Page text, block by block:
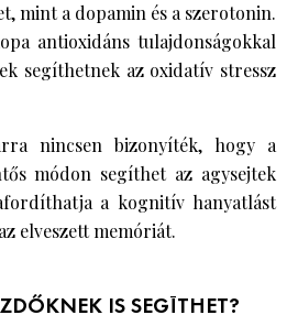
mint a dopamin és a szerotonin.
antioxidáns tulajdonságokkal
segíthetnek az oxidatív stressz
nincsen bizonyíték, hogy a
módon segíthet az agysejtek
a kognitív hanyatlást
elveszett memóriát.
IS SEGÍTHET?